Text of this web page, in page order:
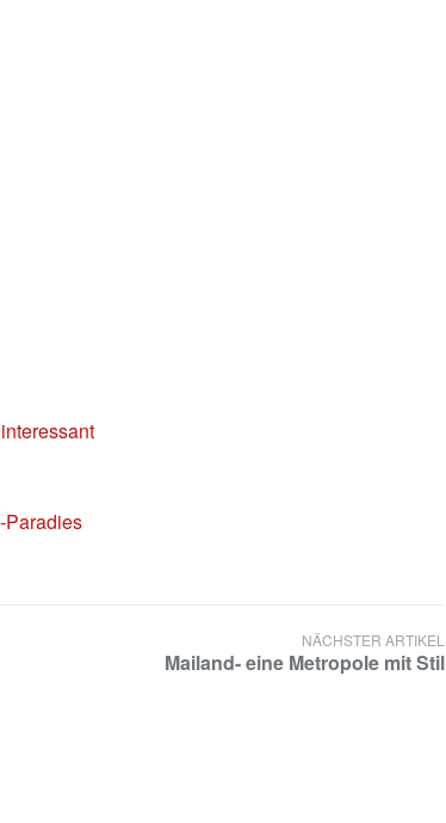
Paradies
NÄCHSTER ARTIKEL
Mailand- eine Metropole mit Stil